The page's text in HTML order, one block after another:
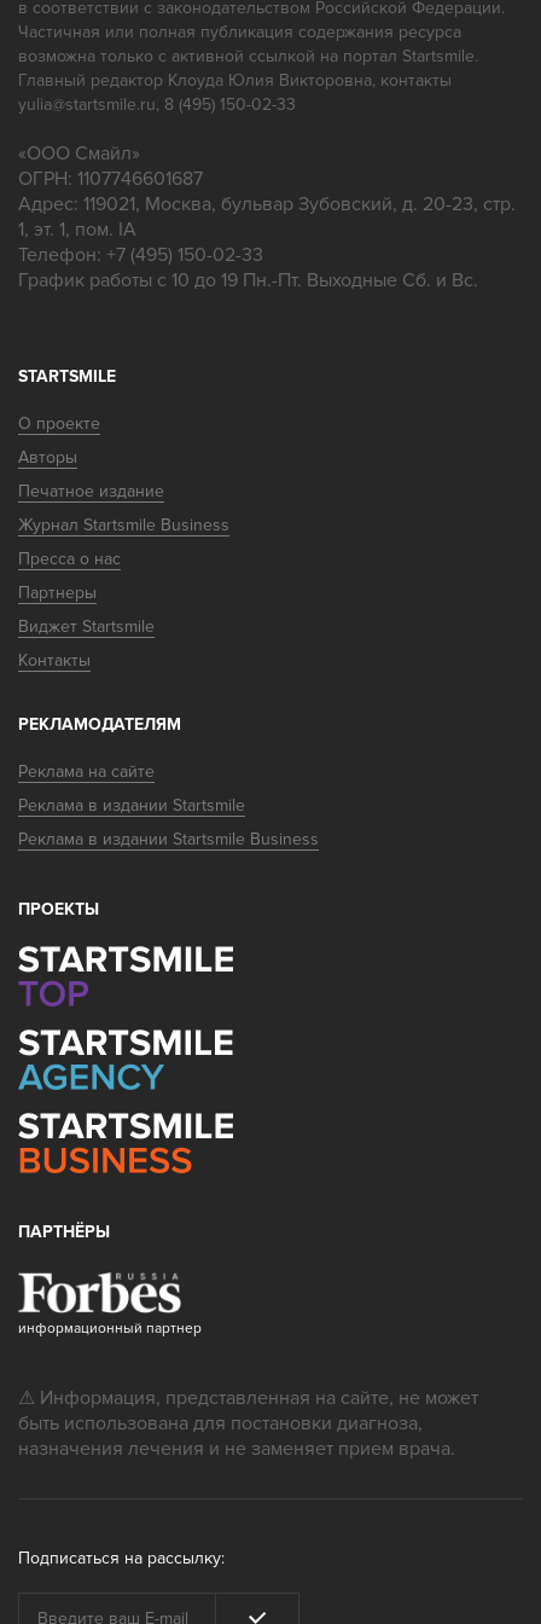
в соответствии с законодательством Российской Федерации.
Частичная или полная публикация содержания ресурса
возможна только с активной ссылкой на портал Startsmile.
Главный редактор Клоуда Юлия Викторовна, контакты
yulia@startsmile.ru, 8 (495) 150-02-33
«ООО Смайл»
ОГРН: 1107746601687
Адрес: 119021, Москва, бульвар Зубовский, д. 20-23, стр.
1, эт. 1, пом. IA
Телефон: +7 (495) 150-02-33
График работы с 10 до 19 Пн.-Пт. Выходные Сб. и Вс.
STARTSMILE
О проекте
Авторы
Печатное издание
Журнал Startsmile Business
Пресса о нас
Партнеры
Виджет Startsmile
Контакты
РЕКЛАМОДАТЕЛЯМ
Реклама на сайте
Реклама в издании Startsmile
Реклама в издании Startsmile Business
ПРОЕКТЫ
ПАРТНЁРЫ
информационный партнер
⚠ Информация, представленная на сайте, не может
быть использована для постановки диагноза,
назначения лечения и не заменяет прием врача.
Подписаться на рассылку: